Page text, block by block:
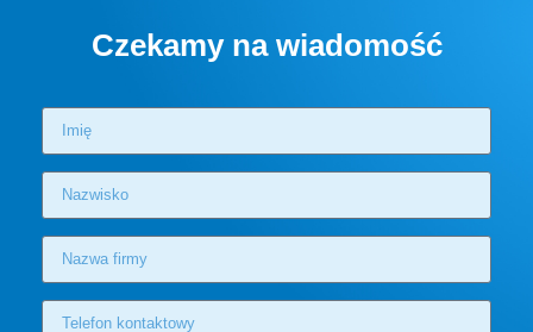
Czekamy na wiadomość